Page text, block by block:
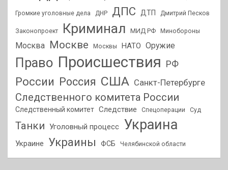
Громкие уголовные дела ДНР ДПС ДТП Дмитрий Песков
Законопроект Криминал МИД РФ Минобороны
Москва Москве Москвы НАТО Оружие
Право Происшествия РФ
России Россия США Санкт-Петербурге
Следственного комитета России
Следственный комитет Следствие Спецоперации Суд
Танки Уголовный процесс Украина
Украине Украины ФСБ Челябинской области